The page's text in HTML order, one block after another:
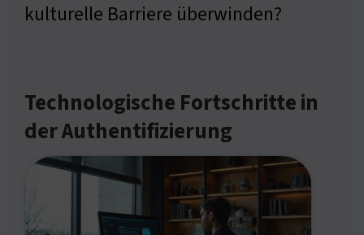
kulturelle Barriere überwinden?
Technologische Fortschritte in
der Authentifizierung